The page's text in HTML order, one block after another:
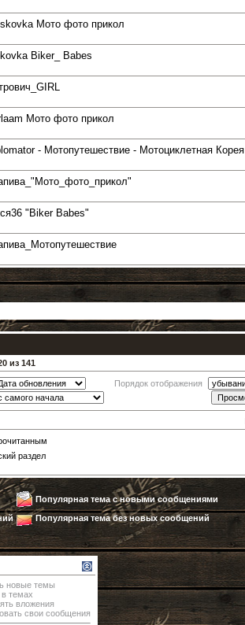
Мото фото прикол
Biker_ Babes
Мото фото прикол
- Мотопутешествие - Мотоциклетная Корея
"Biker Babes"
из 141
Порядок отображения
раздел
Популярная тема с новыми сообщениями
Популярная тема без новых сообщений
новые темы
в темах
вложения
свои сообщения